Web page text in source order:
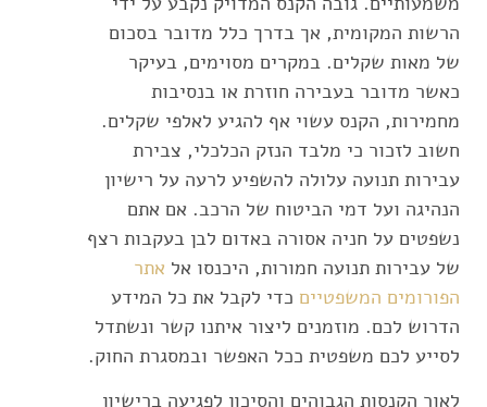
הרשות המקומית, אך בדרך כלל מדובר בסכום
של מאות שקלים. במקרים מסוימים, בעיקר
כאשר מדובר בעבירה חוזרת או בנסיבות
מחמירות, הקנס עשוי אף להגיע לאלפי שקלים.
חשוב לזכור כי מלבד הנזק הכלכלי, צבירת
עבירות תנועה עלולה להשפיע לרעה על רישיון
הנהיגה ועל דמי הביטוח של הרכב. אם אתם
נשפטים על חניה אסורה באדום לבן בעקבות רצף
של עבירות תנועה חמורות, היכנסו אל אתר
הפורומים המשפטיים כדי לקבל את כל המידע
הדרוש לכם. מוזמנים ליצור איתנו קשר ונשתדל
לסייע לכם משפטית ככל האפשר ובמסגרת החוק.
לאור הקנסות הגבוהים והסיכון לפגיעה ברישיון